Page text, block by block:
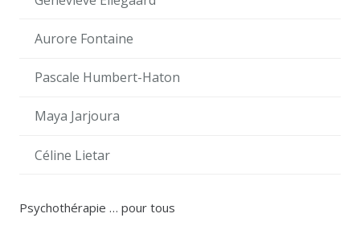
Aurore Fontaine
Pascale Humbert-Haton
Maya Jarjoura
Céline Lietar
Psychothérapie … pour tous